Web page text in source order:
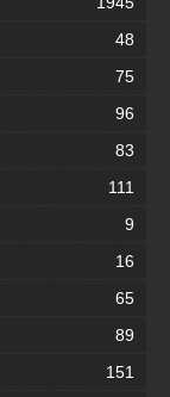
48
75
96
83
111
9
16
65
89
151